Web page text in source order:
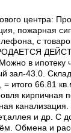
центра:
пожарная
с
в ипотеку
зал-43.0.
= итого 66.81
кирпичная
и др. С
Обмена и